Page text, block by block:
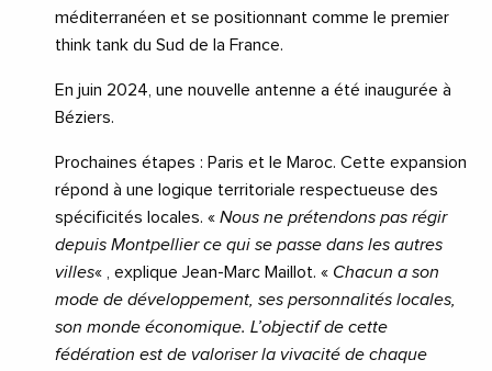
méditerranéen et se positionnant comme le premier
think tank du Sud de la France.
En juin 2024, une nouvelle antenne a été inaugurée à
Béziers.
Prochaines étapes : Paris et le Maroc. Cette expansion
répond à une logique territoriale respectueuse des
spécificités locales. « Nous ne prétendons pas régir
depuis Montpellier ce qui se passe dans les autres
villes« , explique Jean-Marc Maillot. « Chacun a son
mode de développement, ses personnalités locales,
son monde économique. L’objectif de cette
fédération est de valoriser la vivacité de chaque